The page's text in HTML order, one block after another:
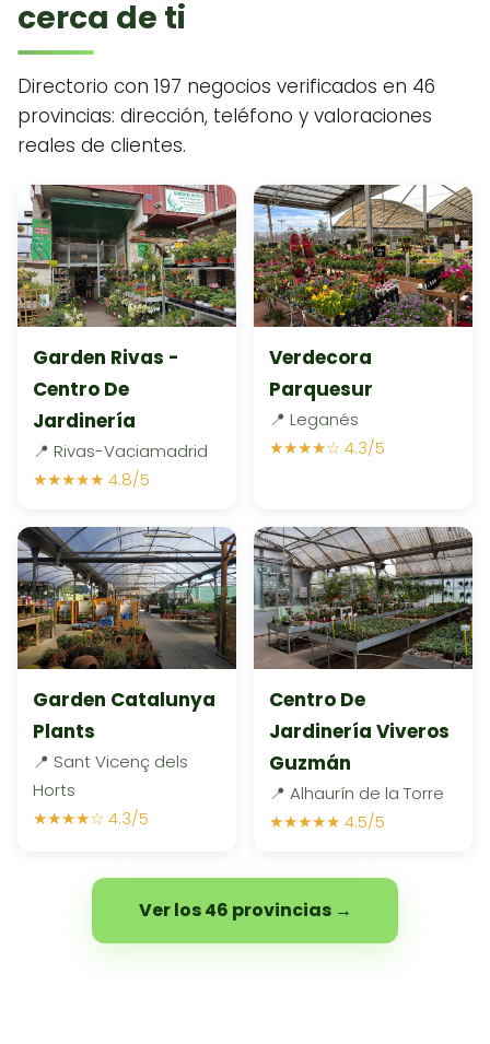
cerca de ti
Directorio con 197 negocios verificados en 46
provincias: dirección, teléfono y valoraciones
reales de clientes.
Garden Rivas -
Centro De
Jardinería
📍 Rivas-Vaciamadrid
★★★★★ 4.8/5
Verdecora
Parquesur
📍 Leganés
★★★★☆ 4.3/5
Garden Catalunya
Plants
📍 Sant Vicenç dels
Horts
★★★★☆ 4.3/5
Centro De
Jardinería Viveros
Guzmán
📍 Alhaurín de la Torre
★★★★★ 4.5/5
Ver los 46 provincias →